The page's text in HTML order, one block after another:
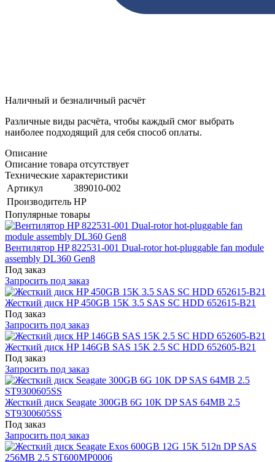
Наличный и безналичный расчёт
Различные виды расчёта, чтобы каждый смог выбрать
наиболее подходящий для себя способ оплаты.
Описание
Описание товара отсутствует
Технические характеристики
Артикул
389010-002
Производитель HP
Популярные товары
Вентилятор HP 822531-001 Dual-rotor hot-pluggable fan module
assembly DL360 Gen8
Под заказ
Запросить под заказ
Жесткий диск HP 450GB 15K 3.5 SAS SC HDD 652615-B21
Под заказ
Запросить под заказ
Жесткий диск HP 146GB SAS 15K 2.5 SC HDD 652605-B21
Под заказ
Запросить под заказ
Жесткий диск Seagate 300GB 6G 10K DP SAS 64MB 2.5
ST9300605SS
Под заказ
Запросить под заказ